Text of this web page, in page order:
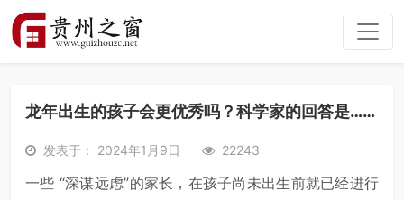
龙年出生的孩子会更优秀吗？科学家的回答是……
发表于： 2024年1月9日 22243
一些 “深谋远虑”的家长，在孩子尚未出生前就已经进行